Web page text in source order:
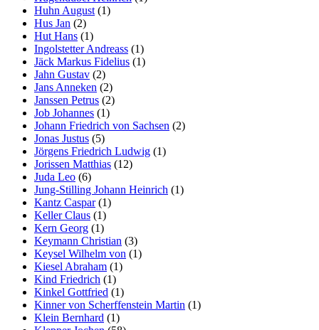
Huhn August (1)
Hus Jan (2)
Hut Hans (1)
Ingolstetter Andreass (1)
Jäck Markus Fidelius (1)
Jahn Gustav (2)
Jans Anneken (2)
Janssen Petrus (2)
Job Johannes (1)
Johann Friedrich von Sachsen (2)
Jonas Justus (5)
Jörgens Friedrich Ludwig (1)
Jorissen Matthias (12)
Juda Leo (6)
Jung-Stilling Johann Heinrich (1)
Kantz Caspar(1)
Keller Claus (1)
Kern Georg (1)
Keymann Christian (3)
Keysel Wilhelm von (1)
Kiesel Abraham (1)
Kind Friedrich (1)
Kinkel Gottfried (1)
Kinner von Scherffenstein Martin (1)
Klein Bernhard (1)